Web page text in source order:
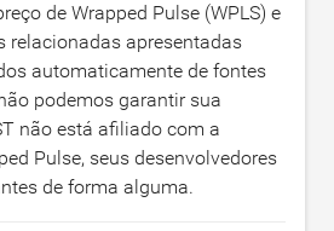
de Wrapped Pulse (WPLS) e
relacionadas apresentadas
automaticamente de fontes
podemos garantir sua
não está afiliado com a
Pulse, seus desenvolvedores
de forma alguma.